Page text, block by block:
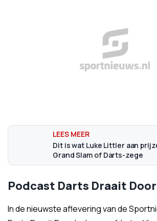
Dit is wat Luke Littler aan
Grand Slam of Darts-zege
Podcast Darts Draait Door
In de nieuwste aflevering van de